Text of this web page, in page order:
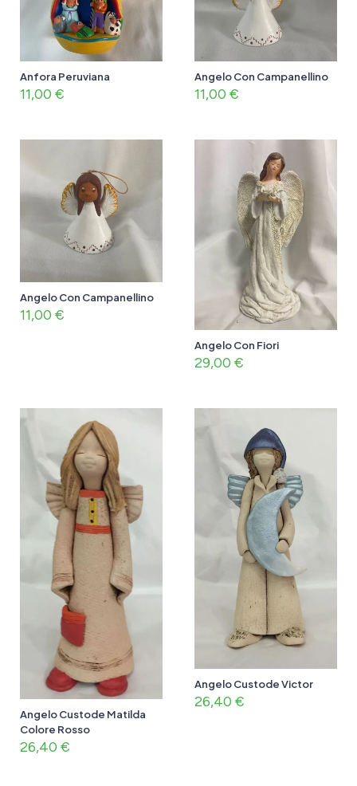
Anfora Peruviana
11,00 €
Angelo Con Campanellino
11,00 €
Angelo Con Campanellino
11,00 €
Angelo Con Fiori
29,00 €
Angelo Custode Matilda
Colore Rosso
26,40 €
Angelo Custode Victor
26,40 €